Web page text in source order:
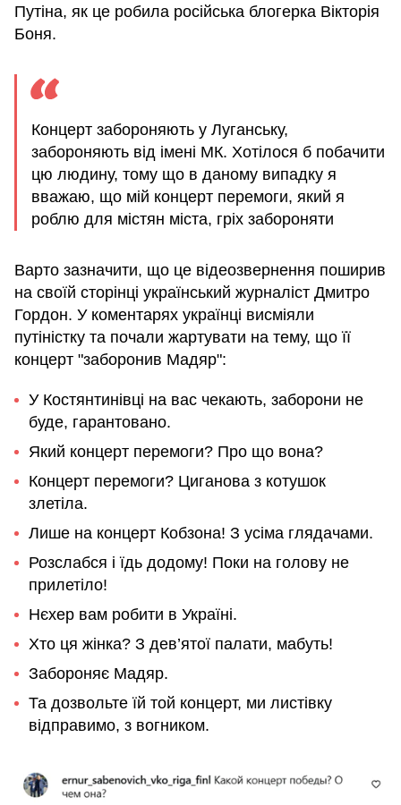
Путіна, як це робила російська блогерка Вікторія
Боня.
Концерт забороняють у Луганську,
забороняють від імені МК. Хотілося б побачити
цю людину, тому що в даному випадку я
вважаю, що мій концерт перемоги, який я
роблю для містян міста, гріх забороняти
Варто зазначити, що це відеозвернення поширив
на своїй сторінці український журналіст Дмитро
Гордон. У коментарях українці висміяли
путіністку та почали жартувати на тему, що її
концерт "заборонив Мадяр":
У Костянтинівці на вас чекають, заборони не
буде, гарантовано.
Який концерт перемоги? Про що вона?
Концерт перемоги? Циганова з котушок
злетіла.
Лише на концерт Кобзона! З усіма глядачами.
Розслабся і їдь додому! Поки на голову не
прилетіло!
Нєхер вам робити в Україні.
Хто ця жінка? З дев’ятої палати, мабуть!
Забороняє Мадяр.
Та дозвольте їй той концерт, ми листівку
відправимо, з вогником.